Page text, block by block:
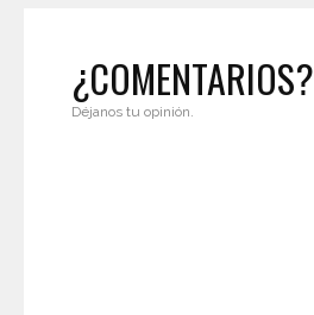
¿COMENTARIOS?
Déjanos tu opinión.